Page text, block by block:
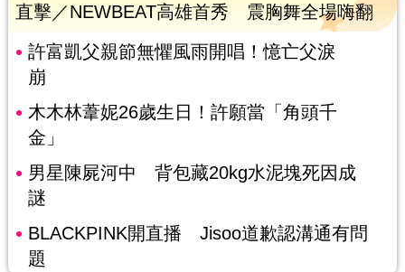
直擊／NEWBEAT高雄首秀 震胸舞全場嗨翻
許富凱父親節無懼風雨開唱！憶亡父淚
崩
木木林葦妮26歲生日！許願當「角頭千
金」
男星陳屍河中 背包藏20kg水泥塊死因成
謎
BLACKPINK開直播 Jisoo道歉認溝通有問
題